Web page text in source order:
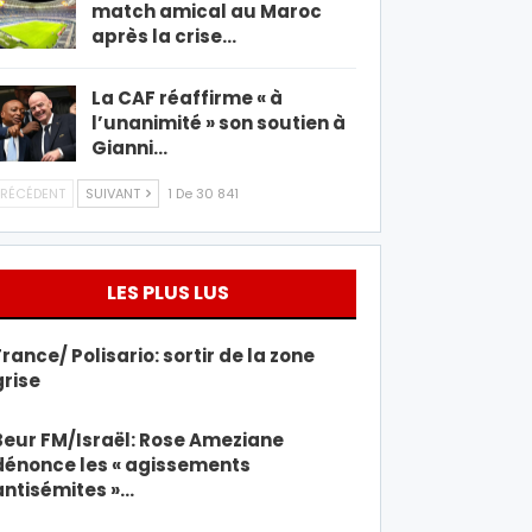
match amical au Maroc
après la crise…
La CAF réaffirme « à
l’unanimité » son soutien à
Gianni…
SUIVANT 1 De 30 841
LES PLUS LUS
Polisario: sortir de la zone
FM/Israël: Rose Ameziane
les « agissements
»…